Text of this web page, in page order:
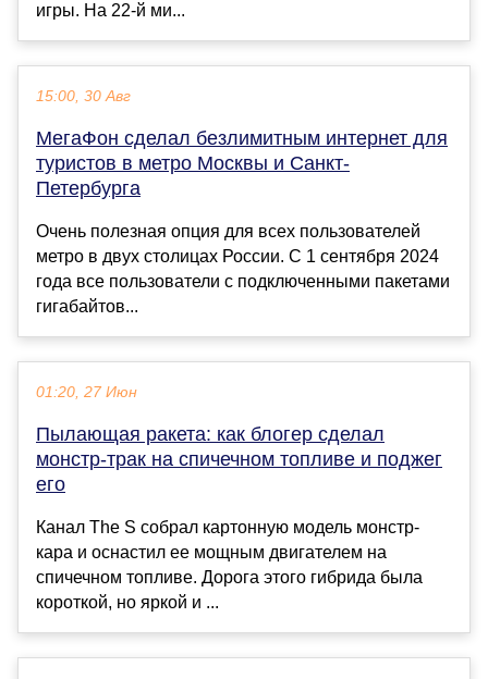
игры. На 22-й ми...
15:00, 30 Авг
МегаФон сделал безлимитным интернет для
туристов в метро Москвы и Санкт-
Петербурга
Очень полезная опция для всех пользователей
метро в двух столицах России. С 1 сентября 2024
года все пользователи с подключенными пакетами
гигабайтов...
01:20, 27 Июн
Пылающая ракета: как блогер сделал
монстр-трак на спичечном топливе и поджег
его
Канал The S собрал картонную модель монстр-
кара и оснастил ее мощным двигателем на
спичечном топливе. Дорога этого гибрида была
короткой, но яркой и ...